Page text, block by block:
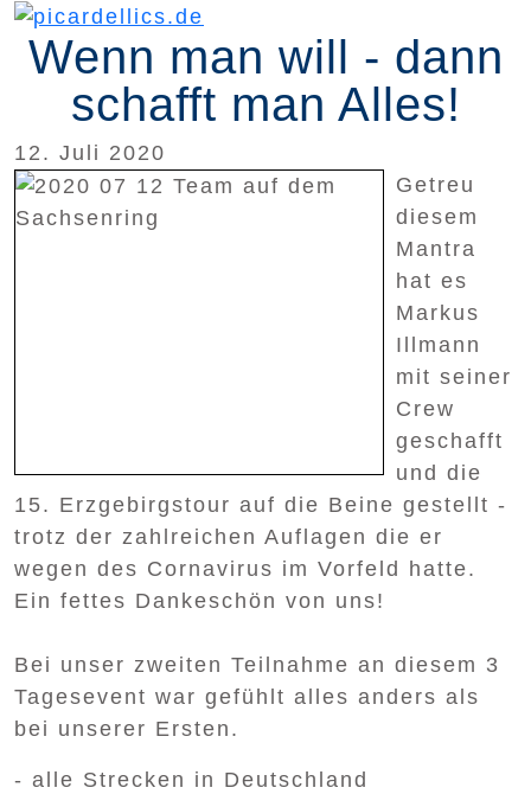
Wenn man will - dann
schafft man Alles!
12. Juli 2020
Getreu
diesem
Mantra
hat es
Markus
Illmann
mit seiner
Crew
geschafft
und die
15. Erzgebirgstour auf die Beine gestellt -
trotz der zahlreichen Auflagen die er
wegen des Cornavirus im Vorfeld hatte.
Ein fettes Dankeschön von uns!
Bei unser zweiten Teilnahme an diesem 3
Tagesevent war gefühlt alles anders als
bei unserer Ersten.
- alle Strecken in Deutschland